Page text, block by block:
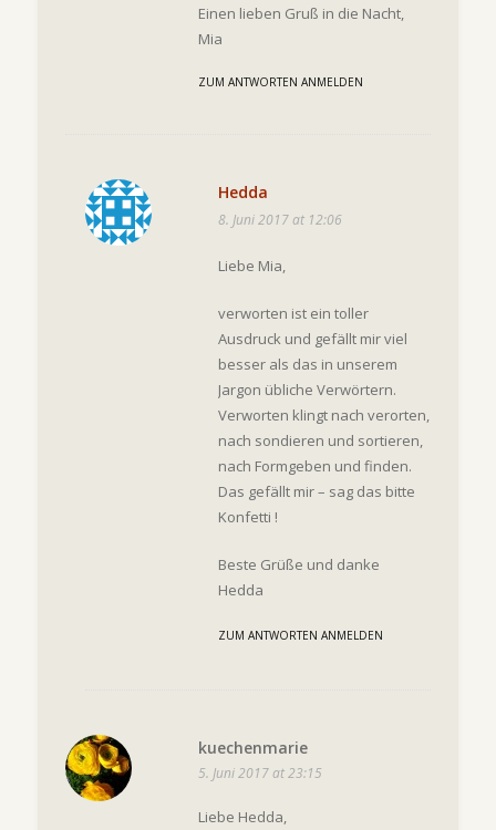
Einen lieben Gruß in die Nacht,
Mia
ZUM ANTWORTEN ANMELDEN
Hedda
8. Juni 2017 at 12:06
Liebe Mia,
verworten ist ein toller
Ausdruck und gefällt mir viel
besser als das in unserem
Jargon übliche Verwörtern.
Verworten klingt nach verorten,
nach sondieren und sortieren,
nach Formgeben und finden.
Das gefällt mir – sag das bitte
Konfetti !
Beste Grüße und danke
Hedda
ZUM ANTWORTEN ANMELDEN
kuechenmarie
5. Juni 2017 at 23:15
Liebe Hedda,